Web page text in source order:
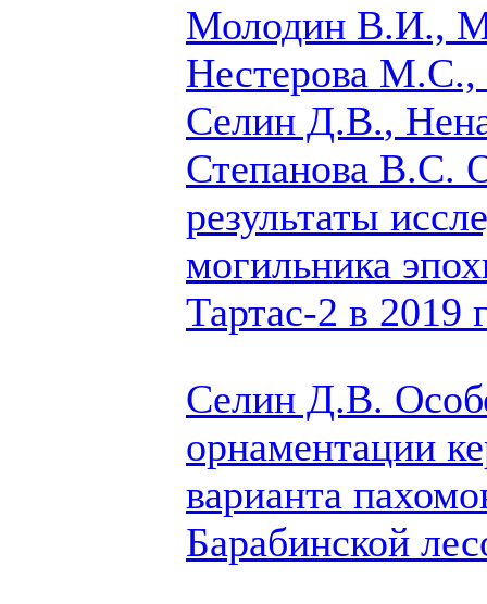
Молодин В.И.,
Нестерова М.С.,
Селин Д.В.,
Степанова В.С.
результаты
могильника
Тартас-2 в 2019
Селин Д.В.
орнаментации
варианта
Барабинской